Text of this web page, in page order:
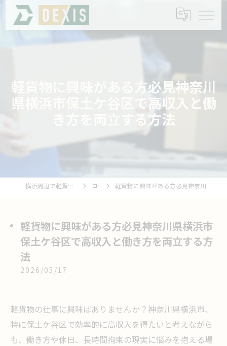
軽貨物に興味がある方必見神奈川
県横浜市保土ケ谷区で高収入と働
き方を両立する方法
横浜周辺で軽貨物の求人なら合同会社DEXIS コラム 軽貨物に興味がある方必見神奈川県横浜市保土ケ谷区で高収入と働き方を両立する方法
軽貨物に興味がある方必見神奈川県横浜市
保土ケ谷区で高収入と働き方を両立する方
法
2026/05/17
軽貨物の仕事に興味はありませんか？神奈川県横浜市、
特に保土ケ谷区で効率的に高収入を得たいと考えながら
も、働き方や休日、長時間拘束の現実に悩みを抱える場